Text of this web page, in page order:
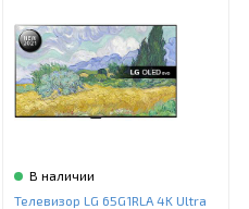
В наличии
Телевизор LG 65G1RLA 4K Ultra